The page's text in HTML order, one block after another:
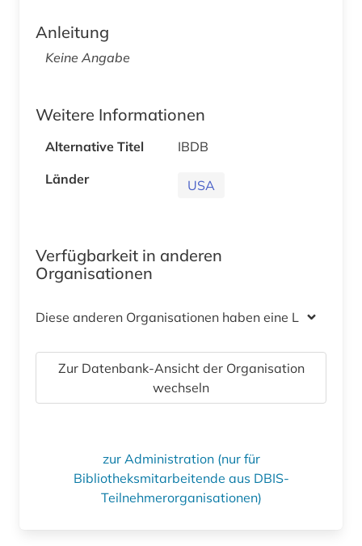
Anleitung
Keine Angabe
Weitere Informationen
Alternative Titel
IBDB
Länder
USA
Verfügbarkeit in anderen
Organisationen
Diese anderen Organisationen haben eine Lizenz
Zur Datenbank-Ansicht der Organisation
wechseln
zur Administration (nur für
Bibliotheksmitarbeitende aus DBIS-
Teilnehmerorganisationen)